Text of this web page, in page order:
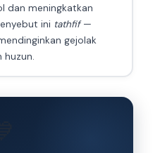
dan meningkatkan
ini tathfif—
gejolak
huzun.